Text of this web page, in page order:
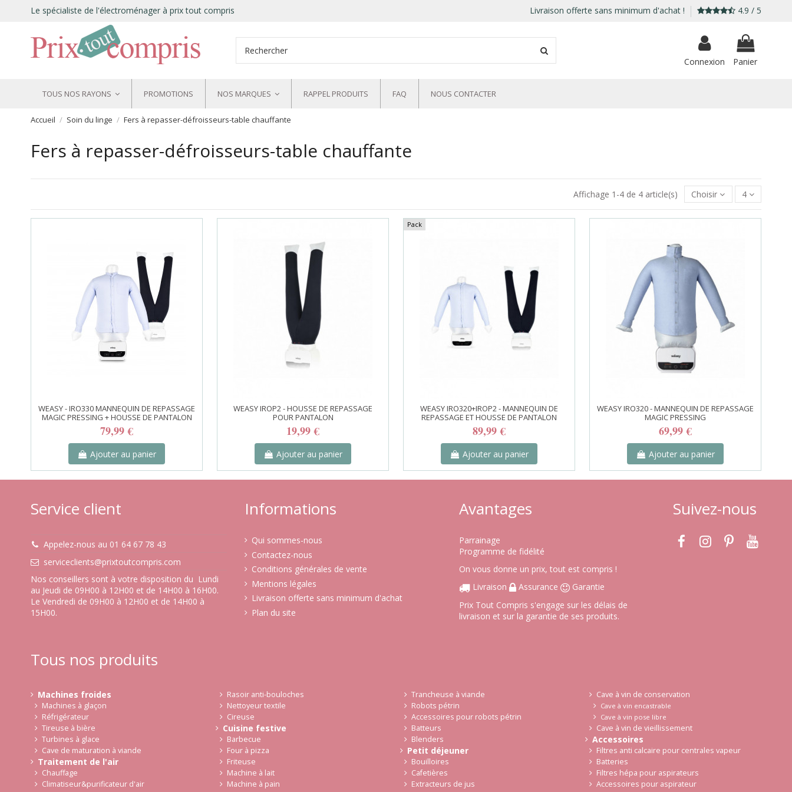
Le spécialiste de l'électroménager à prix tout compris Livraison offerte sans minimum d'achat ! 4.9 / 5
Connexion Panier
TOUS NOS RAYONS PROMOTIONS NOS MARQUES RAPPEL PRODUITS FAQ NOUS CONTACTER
Accueil Soin du linge Fers à repasser-défroisseurs-table chauffante
Fers à repasser-défroisseurs-table chauffante
Affichage 1-4 de 4 article(s) Choisir 4
WEASY - IRO330 MANNEQUIN DE REPASSAGE
MAGIC PRESSING + HOUSSE DE PANTALON
79,99 €
Ajouter au panier
WEASY IROP2 - HOUSSE DE REPASSAGE
POUR PANTALON
19,99 €
Ajouter au panier
Pack
WEASY IRO320+IROP2 - MANNEQUIN DE
REPASSAGE ET HOUSSE DE PANTALON
89,99 €
Ajouter au panier
WEASY IRO320 - MANNEQUIN DE REPASSAGE
MAGIC PRESSING
69,99 €
Ajouter au panier
Service client
Appelez-nous au 01 64 67 78 43
serviceclients@prixtoutcompris.com
Nos conseillers sont à votre disposition du Lundi
au Jeudi de 09H00 à 12H00 et de 14H00 à 16H00.
Le Vendredi de 09H00 à 12H00 et de 14H00 à
15H00.
Informations
Qui sommes-nous
Contactez-nous
Conditions générales de vente
Mentions légales
Livraison offerte sans minimum d'achat
Plan du site
Avantages
Parrainage
Programme de fidélité
On vous donne un prix, tout est compris !
Livraison
Assurance
Garantie
Prix Tout Compris s'engage sur les délais de
livraison et sur la garantie de ses produits.
Suivez-nous
Tous nos produits
Machines froides
Machines à glaçon
Réfrigérateur
Tireuse à bière
Turbines à glace
Cave de maturation à viande
Traitement de l'air
Chauffage
Climatiseur&purificateur d'air
Rasoir anti-bouloches
Nettoyeur textile
Cireuse
Cuisine festive
Barbecue
Four à pizza
Friteuse
Machine à lait
Machine à pain
Trancheuse à viande
Robots pétrin
Accessoires pour robots pétrin
Batteurs
Blenders
Petit déjeuner
Bouilloires
Cafetières
Extracteurs de jus
Cave à vin de conservation
Cave à vin encastrable
Cave à vin pose libre
Cave à vin de vieillissement
Accessoires
Filtres anti calcaire pour centrales vapeur
Batteries
Filtres hépa pour aspirateurs
Accessoires pour aspirateur